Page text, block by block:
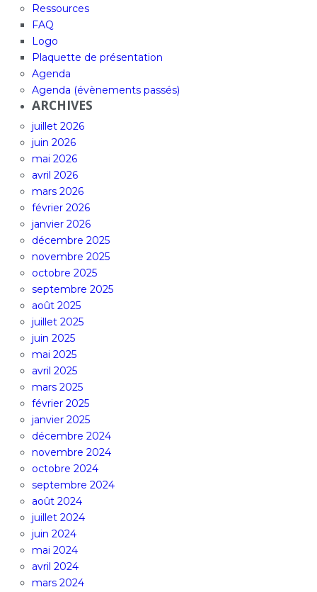
Ressources
FAQ
Logo
Plaquette de présentation
Agenda
Agenda (évènements passés)
ARCHIVES
juillet 2026
juin 2026
mai 2026
avril 2026
mars 2026
février 2026
janvier 2026
décembre 2025
novembre 2025
octobre 2025
septembre 2025
août 2025
juillet 2025
juin 2025
mai 2025
avril 2025
mars 2025
février 2025
janvier 2025
décembre 2024
novembre 2024
octobre 2024
septembre 2024
août 2024
juillet 2024
juin 2024
mai 2024
avril 2024
mars 2024